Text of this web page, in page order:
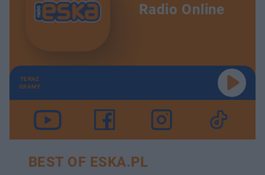
Radio Online
TERAZ
GRAMY
BEST OF ESKA.PL